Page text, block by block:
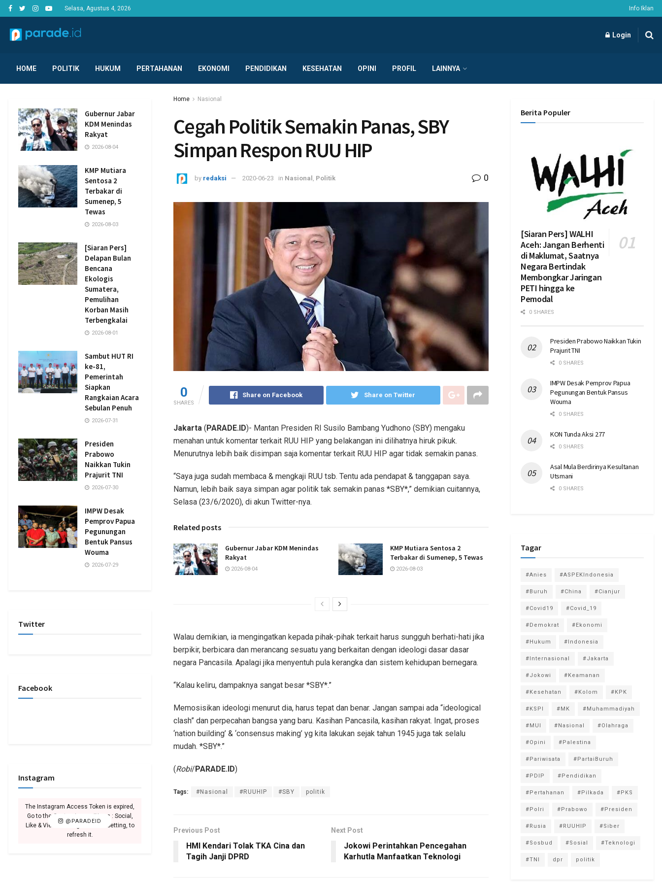
Selasa, Agustus 4, 2026 Info Iklan
Login
HOME POLITIK HUKUM PERTAHANAN EKONOMI PENDIDIKAN KESEHATAN OPINI PROFIL LAINNYA
Home Nasional
Cegah Politik Semakin Panas, SBY
Simpan Respon RUU HIP
by redaksi 2020-06-23 in Nasional Politik 0
0
SHARES
Share on Facebook Share on Twitter
Jakarta (PARADE.ID)- Mantan Presiden RI Susilo Bambang Yudhono (SBY) mengaku
menahan untuk komentar terkait RUU HIP yang belakangan ini dilihatnya hiruk pikuk.
Menurutnya lebih baik disimpan saja komentar terkait RUU HIP agar tidak semakin panas.
“Saya juga sudah membaca & mengkaji RUU tsb. Tentu ada pendapat & tanggapan saya.
Namun, lebih baik saya simpan agar politik tak semakin panas *SBY*,” demikian cuitannya,
Selasa (23/6/2020), di akun Twitter-nya.
Related posts
Gubernur Jabar KDM Menindas
Rakyat
2026-08-04
KMP Mutiara Sentosa 2
Terbakar di Sumenep, 5 Tewas
2026-08-03
Walau demikian, ia mengingatkan kepada pihak-pihak terkait harus sungguh berhati-hati jika
berpikir, berbicara dan merancang sesuatu yang berkaitan dengan ideologi dasar dasar
negara Pancasila. Apalagi jika menyentuh pula kerangka dan sistem kehidupan bernegara.
“Kalau keliru, dampaknya sangat besar *SBY*.”
Memosisikan ideologi menurut dia, harus tepat dan benar. Jangan sampai ada “ideological
clash” dan perpecahan bangsa yang baru. Kasihan Pancasila, kasihan rakyat. Ingat, proses
‘nation building’ & ‘consensus making’ yg kita lakukan sejak tahun 1945 juga tak selalu
mudah. *SBY*.”
(Robi/PARADE.ID)
Tags: #Nasional #RUUHIP #SBY politik
Previous Post
HMI Kendari Tolak TKA Cina dan
Tagih Janji DPRD
Next Post
Jokowi Perintahkan Pencegahan
Karhutla Manfaatkan Teknologi
Gubernur Jabar
KDM Menindas
Rakyat
2026-08-04
KMP Mutiara
Sentosa 2
Terbakar di
Sumenep, 5
Tewas
2026-08-03
[Siaran Pers]
Delapan Bulan
Bencana
Ekologis
Sumatera,
Pemulihan
Korban Masih
Terbengkalai
2026-08-01
Sambut HUT RI
ke-81,
Pemerintah
Siapkan
Rangkaian Acara
Sebulan Penuh
2026-07-31
Presiden
Prabowo
Naikkan Tukin
Prajurit TNI
2026-07-30
IMPW Desak
Pemprov Papua
Pegunungan
Bentuk Pansus
Wouma
2026-07-29
Twitter
Facebook
Instagram
@PARADEID
The Instagram Access Token is expired,
Go to the Customizer > JNews : Social,
Like & View > Instagram Feed Setting, to
refresh it.
Berita Populer
[Siaran Pers] WALHI
Aceh: Jangan Berhenti
di Maklumat, Saatnya
Negara Bertindak
Membongkar Jaringan
PETI hingga ke
Pemodal
0 SHARES
Presiden Prabowo Naikkan Tukin
Prajurit TNI
0 SHARES
IMPW Desak Pemprov Papua
Pegunungan Bentuk Pansus
Wouma
0 SHARES
KON Tunda Aksi 277
0 SHARES
Asal Mula Berdirinya Kesultanan
Utsmani
0 SHARES
Tagar
#Anies #ASPEKIndonesia
#Buruh #China #Cianjur
#Covid19 #Covid_19
#Demokrat #Ekonomi
#Hukum #Indonesia
#Internasional #Jakarta
#Jokowi #Keamanan
#Kesehatan #Kolom #KPK
#KSPI #MK #Muhammadiyah
#MUI #Nasional #Olahraga
#Opini #Palestina
#Pariwisata #PartaiBuruh
#PDIP #Pendidikan
#Pertahanan #Pilkada #PKS
#Polri #Prabowo #Presiden
#Rusia #RUUHIP #Siber
#Sosbud #Sosial #Teknologi
#TNI dpr politik